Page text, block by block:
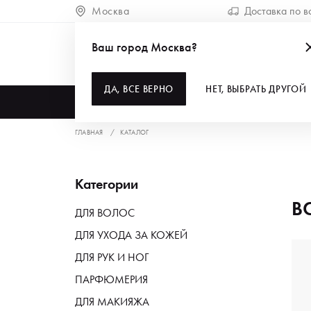
Москва Доставка по
Ваш город Москва?
ДА, ВСЕ ВЕРНО НЕТ, ВЫБРАТЬ ДРУГОЙ
ГЛАВНАЯ КАТАЛОГ
Категории
ДЛЯ ВОЛОС
ДЛЯ УХОДА ЗА КОЖЕЙ
ДЛЯ РУК И НОГ
ПАРФЮМЕРИЯ
ДЛЯ МАКИЯЖА